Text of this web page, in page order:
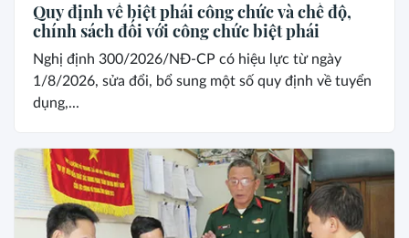
Quy định về biệt phái công chức và chế độ,
chính sách đối với công chức biệt phái
Nghị định 300/2026/NĐ-CP có hiệu lực từ ngày
1/8/2026, sửa đổi, bổ sung một số quy định về tuyển
dụng,...